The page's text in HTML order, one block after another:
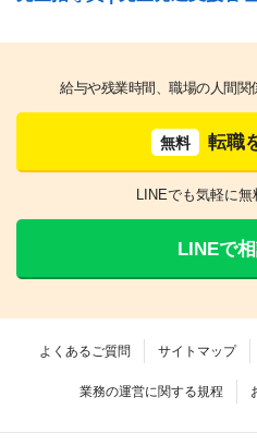
給与や残業時間、職場の人間関
無料 転職
LINEでも気軽に
LINEで
よくあるご質問 サイトマップ
業務の運営に関する規程